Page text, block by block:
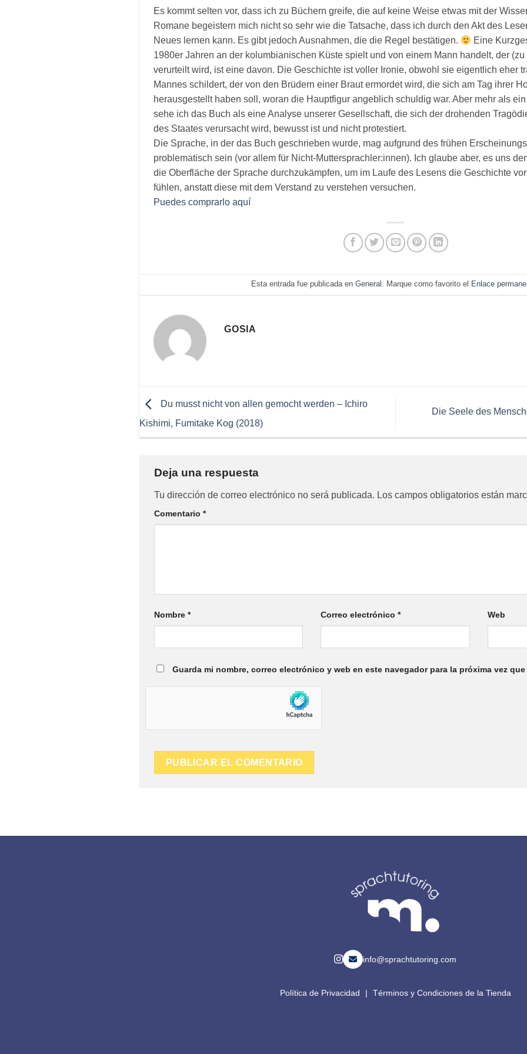
Es kommt selten vor, dass ich zu Büchern greife, die auf keine Weise etwas mit der
Romane begeistern mich nicht so sehr wie die Tatsache, dass ich durch den Akt des
Neues lernen kann. Es gibt jedoch Ausnahmen, die die Regel bestätigen.
Eine
1980er Jahren an der kolumbianischen Küste spielt und von einem Mann handelt, der
verurteilt wird, ist eine davon. Die Geschichte ist voller Ironie, obwohl sie eigentlich eher
Mannes schildert, der von den Brüdern einer Braut ermordet wird, die sich am Tag ihrer
herausgestellt haben soll, woran die Hauptfigur angeblich schuldig war. Aber mehr als
sehe ich das Buch als eine Analyse unserer Gesellschaft, die sich der drohenden
des Staates verursacht wird, bewusst ist und nicht protestiert.
Die Sprache, in der das Buch geschrieben wurde, mag aufgrund des frühen
problematisch sein (vor allem für Nicht-Muttersprachler:innen). Ich glaube aber, es uns
die Oberfläche der Sprache durchzukämpfen, um im Laufe des Lesens die Geschichte
fühlen, anstatt diese mit dem Verstand zu verstehen versuchen.
Puedes comprarlo aquí
Esta entrada fue publicada en General . Marque como favorito el Enlace
GOSIA
Du musst nicht von allen gemocht werden – Ichiro
Kishimi, Fumitake Kog (2018)
Die Seele des
Deja una respuesta
Tu dirección de correo electrónico no será publicada. Los campos obligatorios están
Comentario *
Nombre * Correo electrónico* Web
Guarda mi nombre, correo electrónico y web en este navegador para la próxima vez que
info@sprachtutoring.com
Política de Privacidad | Términos y Condiciones de la Tienda